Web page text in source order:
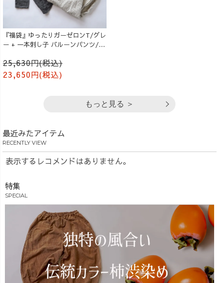
『福袋』ゆったりガーゼロンT/グレ
ー + 一本刺し子 バルーンパンツ/生
25,630円(税込)
23,650円(税込)
もっと見る ＞
最近みたアイテム
RECENTLY VIEW
表示するレコメンドはありません。
特集
SPECIAL